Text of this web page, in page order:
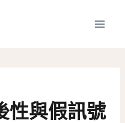
性與假訊號